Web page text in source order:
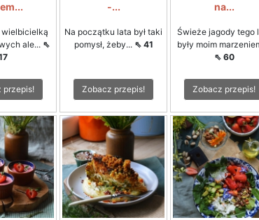
wielbicielką
ale... ⇖
przepis!
-...
Na początku lata był taki
pomysł, żeby... ⇖ 41
Zobacz przepis!
na...
Świeże jagody tego
były moim
⇖ 60
Zobacz przepis!